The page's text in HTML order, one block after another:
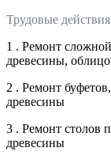
Трудовые действия
1 . Ремонт
древесины,
2 . Ремонт
древесины
3 . Ремонт столов
древесины